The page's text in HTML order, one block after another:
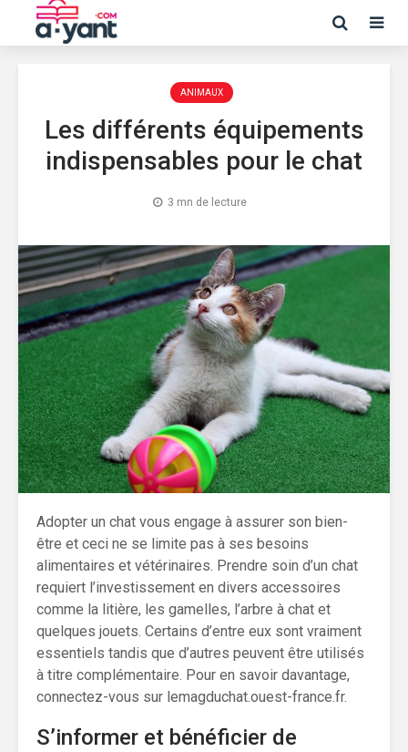
ANIMAUX
Les différents équipements
indispensables pour le chat
3 mn de lecture
Adopter un chat vous engage à assurer son bien-
être et ceci ne se limite pas à ses besoins
alimentaires et vétérinaires. Prendre soin d’un chat
requiert l’investissement en divers accessoires
comme la litière, les gamelles, l’arbre à chat et
quelques jouets. Certains d’entre eux sont vraiment
essentiels tandis que d’autres peuvent être utilisés
à titre complémentaire. Pour en savoir davantage,
connectez-vous sur lemagduchat.ouest-france.fr.
S’informer et bénéficier de